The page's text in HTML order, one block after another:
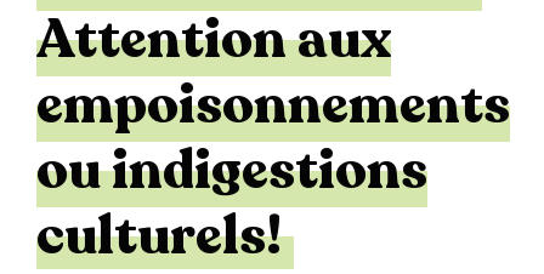
Attention aux
empoisonnements
ou indigestions
culturels!